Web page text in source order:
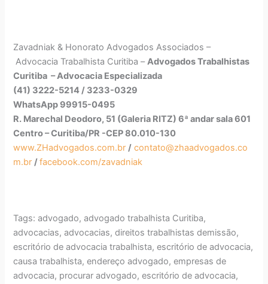
Zavadniak & Honorato Advogados Associados –
Advocacia Trabalhista Curitiba –Advogados Trabalhistas
Curitiba – Advocacia Especializada
(41) 3222-5214 / 3233-0329
WhatsApp 99915-0495
R. Marechal Deodoro, 51 (Galeria RITZ) 6ª andar sala 601
Centro – Curitiba/PR -CEP 80.010-130
www.ZHadvogados.com.br / contato@zhaadvogados.co
m.br /facebook.com/zavadniak
Tags: advogado, advogado trabalhista Curitiba,
advocacias, advocacias, direitos trabalhistas demissão,
escritório de advocacia trabalhista, escritório de advocacia,
causa trabalhista, endereço advogado, empresas de
advocacia, procurar advogado, escritório de advocacia,